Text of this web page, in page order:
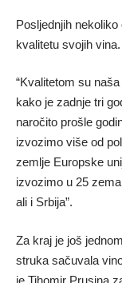
Posljednjih
kvalitetu svojih vina.
“Kvalitetom su
kako je zadnje tri
naročito prošle
izvozimo više od
zemlje Europske
izvozimo u 25
ali i Srbija”.
Za kraj je još
struka sačuvala
je Tihomir Prusina